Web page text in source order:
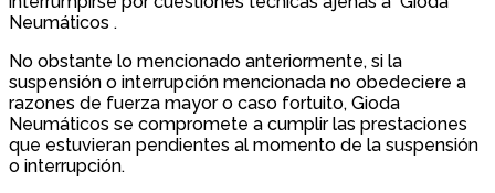
Neumáticos .
No obstante lo mencionado anteriormente, si la
suspensión o interrupción mencionada no obedeciere a
razones de fuerza mayor o caso fortuito, Gioda
Neumáticos se compromete a cumplir las prestaciones
que estuvieran pendientes al momento de la suspensión
o interrupción.